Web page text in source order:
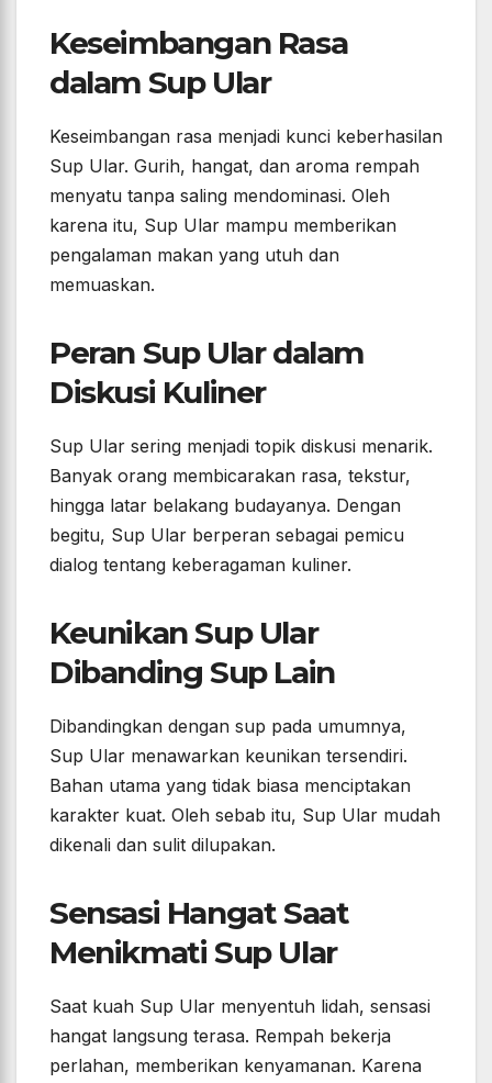
Keseimbangan Rasa
dalam Sup Ular
Keseimbangan rasa menjadi kunci keberhasilan
Sup Ular. Gurih, hangat, dan aroma rempah
menyatu tanpa saling mendominasi. Oleh
karena itu, Sup Ular mampu memberikan
pengalaman makan yang utuh dan
memuaskan.
Peran Sup Ular dalam
Diskusi Kuliner
Sup Ular sering menjadi topik diskusi menarik.
Banyak orang membicarakan rasa, tekstur,
hingga latar belakang budayanya. Dengan
begitu, Sup Ular berperan sebagai pemicu
dialog tentang keberagaman kuliner.
Keunikan Sup Ular
Dibanding Sup Lain
Dibandingkan dengan sup pada umumnya,
Sup Ular menawarkan keunikan tersendiri.
Bahan utama yang tidak biasa menciptakan
karakter kuat. Oleh sebab itu, Sup Ular mudah
dikenali dan sulit dilupakan.
Sensasi Hangat Saat
Menikmati Sup Ular
Saat kuah Sup Ular menyentuh lidah, sensasi
hangat langsung terasa. Rempah bekerja
perlahan, memberikan kenyamanan. Karena